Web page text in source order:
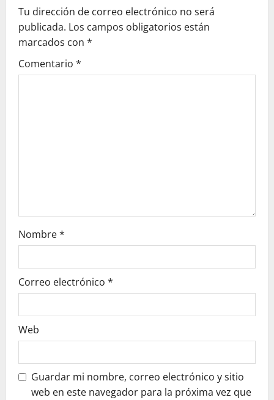
i
g
a
Tu dirección de correo electrónico no será
publicada. Los campos obligatorios están
marcados con *
Comentario *
Nombre*
Correo electrónico *
Web
Guardar mi nombre, correo electrónico y sitio
web en este navegador para la próxima vez que